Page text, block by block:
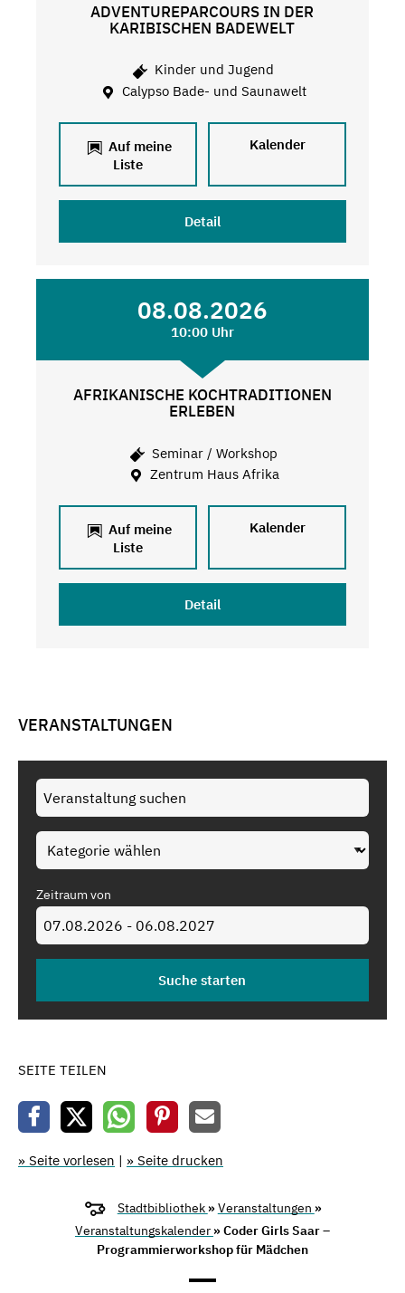
ADVENTUREPARCOURS IN DER
KARIBISCHEN BADEWELT
Kinder und Jugend
Calypso Bade- und Saunawelt
Auf meine
Liste
Kalender
Detail
08.08.2026
10:00 Uhr
AFRIKANISCHE KOCHTRADITIONEN
ERLEBEN
Seminar / Workshop
Zentrum Haus Afrika
Auf meine
Liste
Kalender
Detail
VERANSTALTUNGEN
Zeitraum von
SEITE TEILEN
» Seite vorlesen | » Seite drucken
Stadtbibliothek »Veranstaltungen »
Veranstaltungskalender » Coder Girls Saar –
Programmierworkshop für Mädchen